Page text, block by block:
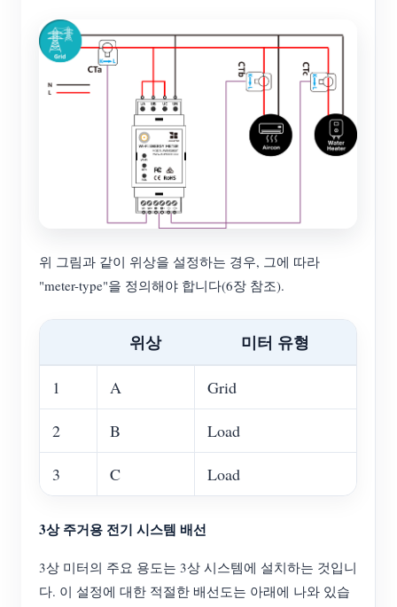
위 그림과 같이 위상을 설정하는 경우, 그에 따라
"meter-type"을 정의해야 합니다(6장 참조).
위상 미터 유형
1 A Grid
2 B Load
3 C Load
3상 주거용 전기 시스템 배선
3상 미터의 주요 용도는 3상 시스템에 설치하는 것입니
다. 이 설정에 대한 적절한 배선도는 아래에 나와 있습